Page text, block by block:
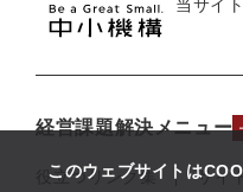
このウェブサイトは
当サイ
経営課題解決メニュー
役立つリンク集 サイ